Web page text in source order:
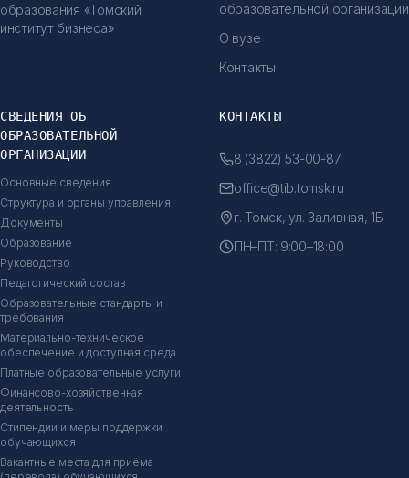
образования «Томский
институт бизнеса»
образовательной организации
О вузе
Контакты
СВЕДЕНИЯ ОБ
ОБРАЗОВАТЕЛЬНОЙ
ОРГАНИЗАЦИИ
Основные сведения
Структура и органы управления
Документы
Образование
Руководство
Педагогический состав
Образовательные стандарты и
требования
Материально-техническое
обеспечение и доступная среда
Платные образовательные услуги
Финансово-хозяйственная
деятельность
Стипендии и меры поддержки
обучающихся
Вакантные места для приёма
КОНТАКТЫ
8 (3822) 53-00-87
office@tib.tomsk.ru
г. Томск, ул. Заливная, 1Б
ПН–ПТ: 9:00–18:00